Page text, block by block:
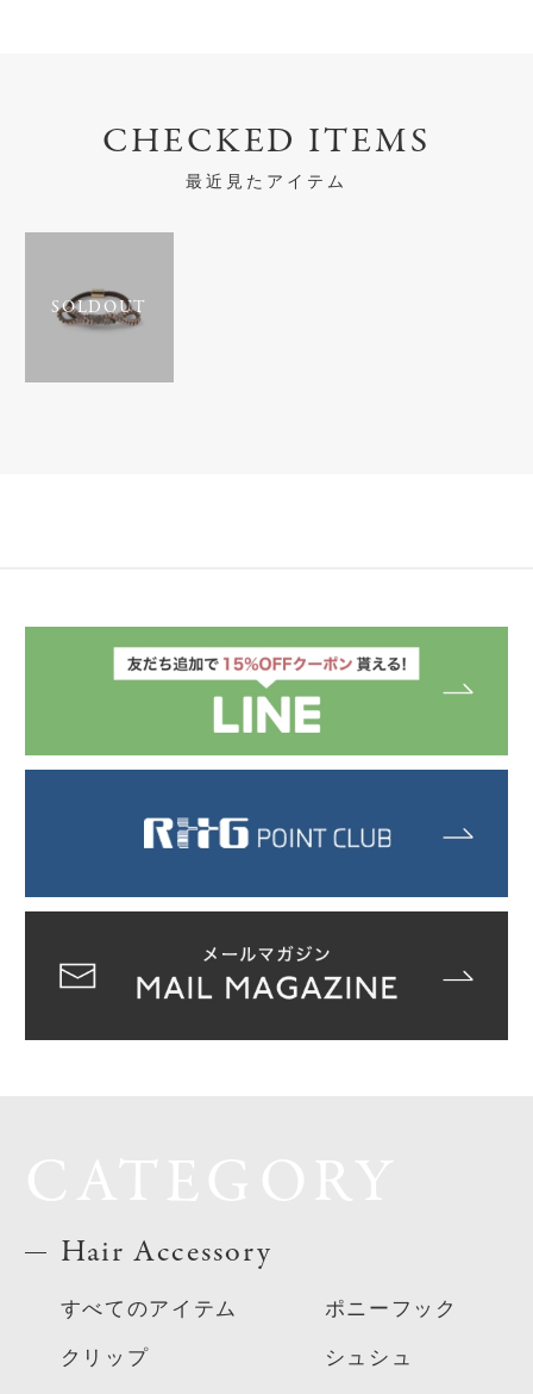
CHECKED ITEMS
最近見たアイテム
SOLDOUT
Hair Accessory
すべてのアイテム
クリップ
ポニーフック
シュシュ